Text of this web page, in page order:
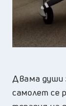
Двама души
самолет се